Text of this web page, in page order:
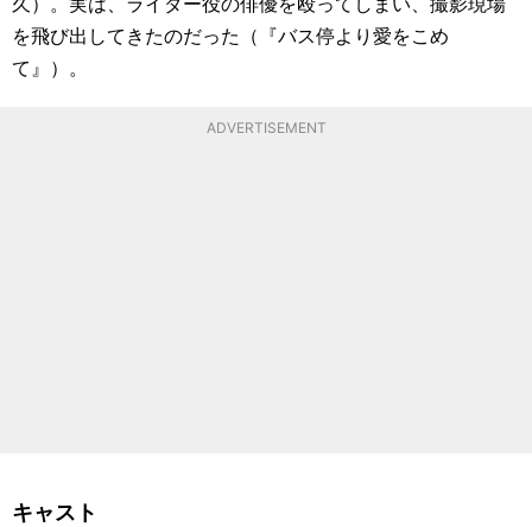
を飛び出してきたのだった（『バス停より愛をこめ
て』）。
ADVERTISEMENT
キャスト